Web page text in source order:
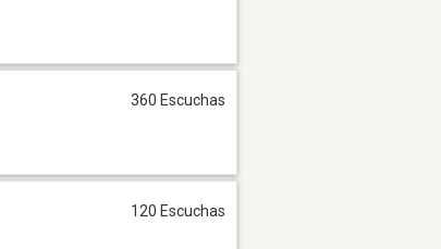
360 Escuchas
120 Escuchas